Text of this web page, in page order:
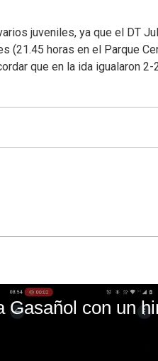
juveniles, ya que el DT
(21.45 horas en el Parque
que en la ida igualaron 2-